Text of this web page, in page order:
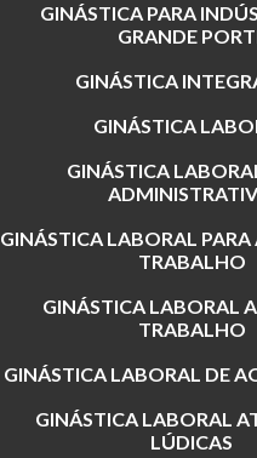
GINÁSTICA PARA
GRANDE
GINÁSTICA
GINÁSTICA
GINÁSTICA
GINÁSTICA LABORAL
TRABALHO
GINÁSTICA LABORAL
TRABALHO
GINÁSTICA LABORAL DE
GINÁSTICA LABORAL
LÚDICAS